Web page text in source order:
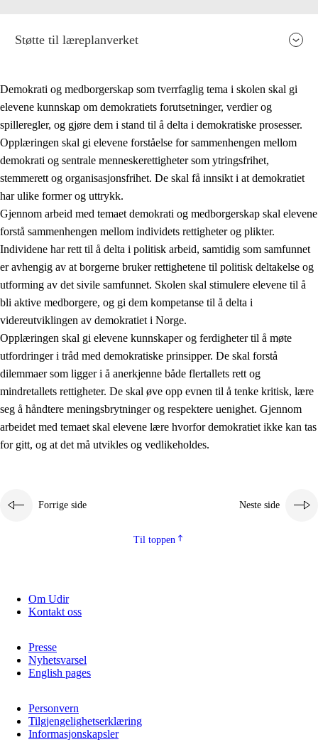
2. Prinsipper for læring, utvikling og danning
2.1 Sosial læring og utvikling
2.2 Kompetanse i fagene
2.3 Grunnleggende ferdigheter
2.4 Å lære å lære
Tverrfaglige temaer
2.5 Tverrfaglige temaer
2.5.1 Folkehelse og livsmestring
2.5.2 Demokrati og medborgerskap
Støtte til læreplanverket
Demokrati og medborgerskap som tverrfaglig tema i skolen skal gi
elevene kunnskap om demokratiets forutsetninger, verdier og
spilleregler, og gjøre dem i stand til å delta i demokratiske prosesser.
Opplæringen skal gi elevene forståelse for sammenhengen mellom
demokrati og sentrale menneskerettigheter som ytringsfrihet,
stemmerett og organisasjonsfrihet. De skal få innsikt i at demokratiet
har ulike former og uttrykk.
Gjennom arbeid med temaet demokrati og medborgerskap skal elevene
forstå sammenhengen mellom individets rettigheter og plikter.
Individene har rett til å delta i politisk arbeid, samtidig som samfunnet
er avhengig av at borgerne bruker rettighetene til politisk deltakelse og
utforming av det sivile samfunnet. Skolen skal stimulere elevene til å
bli aktive medborgere, og gi dem kompetanse til å delta i
videreutviklingen av demokratiet i Norge.
Opplæringen skal gi elevene kunnskaper og ferdigheter til å møte
utfordringer i tråd med demokratiske prinsipper. De skal forstå
dilemmaer som ligger i å anerkjenne både flertallets rett og
mindretallets rettigheter. De skal øve opp evnen til å tenke kritisk, lære
seg å håndtere meningsbrytninger og respektere uenighet. Gjennom
arbeidet med temaet skal elevene lære hvorfor demokratiet ikke kan tas
for gitt, og at det må utvikles og vedlikeholdes.
Forrige side Neste side
Til toppen
Om Udir
Kontakt oss
Presse
Nyhetsvarsel
English pages
Personvern
Tilgjengelighetserklæring
Informasjonskapsler